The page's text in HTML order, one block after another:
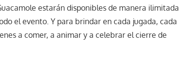
estarán disponibles de manera ilimitada
el evento. Y para brindar en cada jugada, cada
a comer, a animar y a celebrar el cierre de